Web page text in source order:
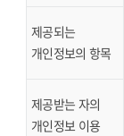
제공되는
개인정보의 항목
제공받는 자의
개인정보 이용